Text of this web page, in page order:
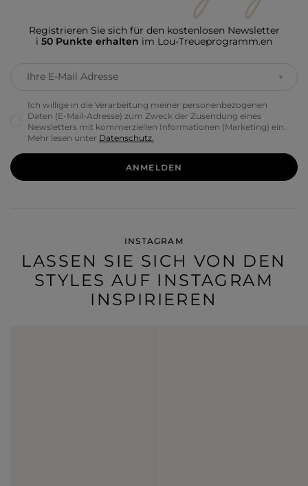
Registrieren Sie sich für den kostenlosen Newsletter
i 50 Punkte erhalten im Lou-Treueprogramm.en
Ihre E-Mail Adresse
Ich willige in die Verarbeitung meiner personenbezogenen
Daten (E-Mail-Adresse) zum Zweck der Zusendung eines
Newsletters mit kommerziellen Informationen (Marketing) ein.
Mehr lesen unter Datenschutz.
ANMELDEN
INSTAGRAM
LASSEN SIE SICH VON DEN
STYLES AUF INSTAGRAM
INSPIRIEREN